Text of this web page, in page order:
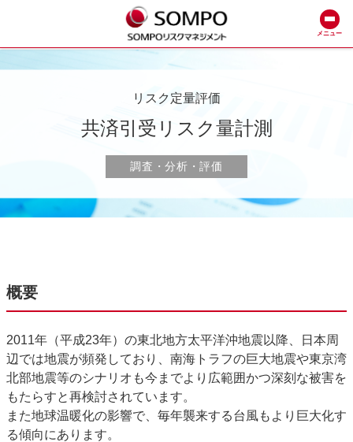
メニュー
リスク定量評価
共済引受リスク量計測
調査・分析・評価
概要
2011年（平成23年）の東北地方太平洋沖地震以降、日本周
辺では地震が頻発しており、南海トラフの巨大地震や東京湾
北部地震等のシナリオも今までより広範囲かつ深刻な被害を
もたらすと再検討されています。
また地球温暖化の影響で、毎年襲来する台風もより巨大化す
る傾向にあります。